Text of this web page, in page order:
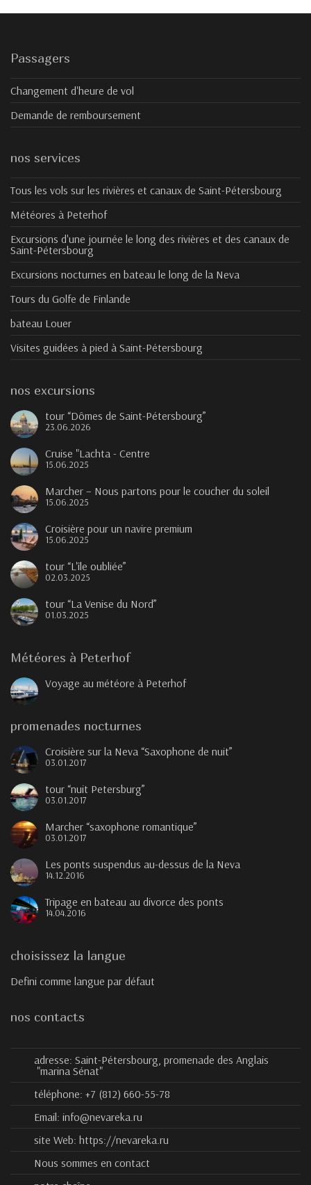
Passagers
Changement d'heure de vol
Demande de remboursement
nos services
Tous les vols sur les rivières et canaux de Saint-Pétersbourg
Météores à Peterhof
Excursions d'une journée le long des rivières et des canaux de
Saint-Pétersbourg
Excursions nocturnes en bateau le long de la Neva
Tours du Golfe de Finlande
bateau Louer
Visites guidées à pied à Saint-Pétersbourg
nos excursions
tour “Dômes de Saint-Pétersbourg”
23.06.2026
Cruise "Lachta - Centre
15.06.2025
Marcher – Nous partons pour le coucher du soleil
15.06.2025
Croisière pour un navire premium
15.06.2025
tour “L'île oubliée”
02.03.2025
tour “La Venise du Nord”
01.03.2025
Météores à Peterhof
Voyage au météore à Peterhof
promenades nocturnes
Croisière sur la Neva “Saxophone de nuit”
03.01.2017
tour “nuit Petersburg”
03.01.2017
Marcher “saxophone romantique”
03.01.2017
Les ponts suspendus au-dessus de la Neva
14.12.2016
Tripage en bateau au divorce des ponts
14.04.2016
choisissez la langue
Defini comme langue par défaut
nos contacts
adresse: Saint-Pétersbourg, promenade des Anglais
"marina Sénat"
téléphone: +7 (812) 660-55-78
Email: info@nevareka.ru
site Web: https://nevareka.ru
Nous sommes en contact